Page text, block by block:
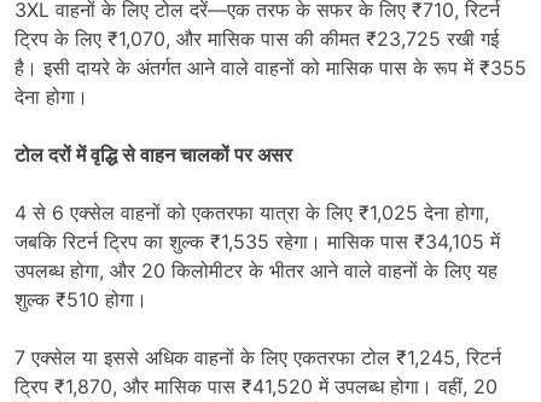
3XL वाहनों के लिए टोल दरें—एक तरफ के सफर के लिए ₹710, रिटर्न
ट्रिप के लिए ₹1,070, और मासिक पास की कीमत ₹23,725 रखी गई
है। इसी दायरे के अंतर्गत आने वाले वाहनों को मासिक पास के रूप में ₹355
देना होगा।
टोल दरों में वृद्धि से वाहन चालकों पर असर
4 से 6 एक्सेल वाहनों को एकतरफा यात्रा के लिए ₹1,025 देना होगा,
जबकि रिटर्न ट्रिप का शुल्क ₹1,535 रहेगा। मासिक पास ₹34,105 में
उपलब्ध होगा, और 20 किलोमीटर के भीतर आने वाले वाहनों के लिए यह
शुल्क ₹510 होगा।
7 एक्सेल या इससे अधिक वाहनों के लिए एकतरफा टोल ₹1,245, रिटर्न
ट्रिप ₹1,870, और मासिक पास ₹41,520 में उपलब्ध होगा। वहीं, 20